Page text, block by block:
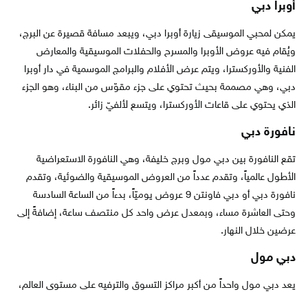
أوبرا دبي
يمكن لمحبي الموسيقى زيارة أوبرا دبي، ويبعد مسافة قصيرة عن البرج،
ويُقام فيه عروض الأوبرا والمسرح والحفلات الموسيقية والمعارض
الفنية والأوركسترا، ويتم عرض الأفلام والبرامج الموسمية في دار أوبرا
دبي، وهي مصممة بحيث تحتوي على جزء مقوّس من البناء، وهو الجزء
الذي يحتوي على قاعات الأوركسترا، ويتسع لألفيّ زائر.
نافورة دبي
تقع النافورة بين دبي مول وبرج خليفة، وهي النافورة الاستعراضية
الأطول عالمياً، وتقدم عدداً من العروض الموسيقية والضوئية، وتقدم
نافورة دبي أو دبي فاونتن 9 عروض يوميّاً، بدءاً من الساعة السادسة
وحتى العاشرة مساء، وبمعدل عرض واحد كل منتصف ساعة، إضافةً إلى
عرضين خلال النهار.
دبي مول
يعد دبي مول واحداً من أكبر مراكز التسوق والترفيه على مستوى العالم،